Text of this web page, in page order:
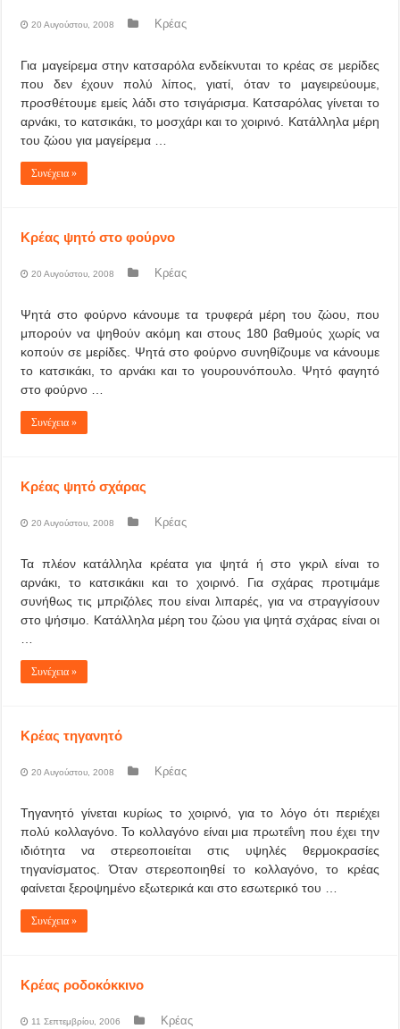
20 Αυγούστου, 2008 Κρέας
Για μαγείρεμα στην κατσαρόλα ενδείκνυται το κρέας σε μερίδες
που δεν έχουν πολύ λίπος, γιατί, όταν το μαγειρεύουμε,
προσθέτουμε εμείς λάδι στο τσιγάρισμα. Κατσαρόλας γίνεται το
αρνάκι, το κατσικάκι, το μοσχάρι και το χοιρινό. Κατάλληλα μέρη
του ζώου για μαγείρεμα …
Συνέχεια »
Κρέας ψητό στο φούρνο
20 Αυγούστου, 2008 Κρέας
Ψητά στο φούρνο κάνουμε τα τρυφερά μέρη του ζώου, που
μπορούν να ψηθούν ακόμη και στους 180 βαθμούς χωρίς να
κοπούν σε μερίδες. Ψητά στο φούρνο συνηθίζουμε να κάνουμε
το κατσικάκι, το αρνάκι και το γουρουνόπουλο. Ψητό φαγητό
στο φούρνο …
Συνέχεια »
Κρέας ψητό σχάρας
20 Αυγούστου, 2008 Κρέας
Τα πλέον κατάλληλα κρέατα για ψητά ή στο γκριλ είναι το
αρνάκι, το κατσικάκιι και το χοιρινό. Για σχάρας προτιμάμε
συνήθως τις μπριζόλες που είναι λιπαρές, για να στραγγίσουν
στο ψήσιμο. Κατάλληλα μέρη του ζώου για ψητά σχάρας είναι οι
Συνέχεια »
Κρέας τηγανητό
20 Αυγούστου, 2008 Κρέας
Τηγανητό γίνεται κυρίως το χοιρινό, για το λόγο ότι περιέχει
πολύ κολλαγόνο. Το κολλαγόνο είναι μια πρωτεΐνη που έχει την
ιδιότητα να στερεοποιείται στις υψηλές θερμοκρασίες
τηγανίσματος. Όταν στερεοποιηθεί το κολλαγόνο, το κρέας
φαίνεται ξεροψημένο εξωτερικά και στο εσωτερικό του …
Συνέχεια »
Κρέας ροδοκόκκινο
11 Σεπτεμβρίου, 2006 Κρέας